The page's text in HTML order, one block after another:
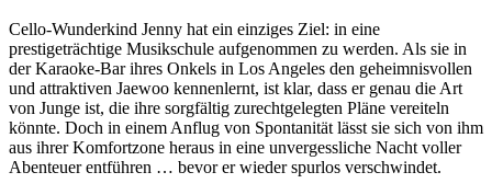
Cello-Wunderkind Jenny hat ein einziges Ziel: in eine
prestigeträchtige Musikschule aufgenommen zu werden. Als sie in
der Karaoke-Bar ihres Onkels in Los Angeles den geheimnisvollen
und attraktiven Jaewoo kennenlernt, ist klar, dass er genau die Art
von Junge ist, die ihre sorgfältig zurechtgelegten Pläne vereiteln
könnte. Doch in einem Anflug von Spontanität lässt sie sich von ihm
aus ihrer Komfortzone heraus in eine unvergessliche Nacht voller
Abenteuer entführen … bevor er wieder spurlos verschwindet.